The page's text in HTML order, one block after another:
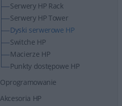
Serwery HP Rack
Serwery HP Tower
Dyski serwerowe HP
Switche HP
Macierze HP
Punkty dostępowe HP
Oprogramowanie
Akcesoria HP